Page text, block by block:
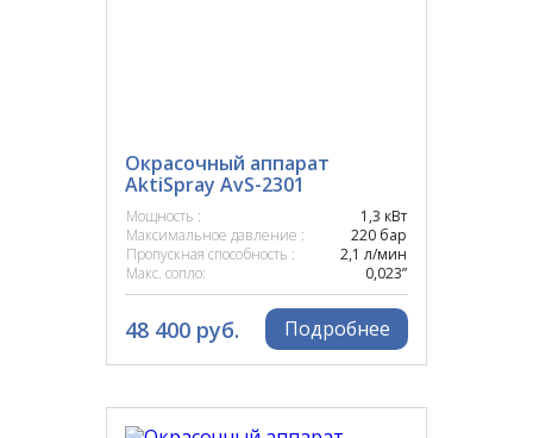
TAIWAN
Окрасочный аппарат
AktiSpray AvS-2301
Мощность :
1,3 кВт
Максимальное давление :
220 бар
Пропускная способность :
2,1 л/мин
Макс. сопло:
0,023”
48 400 руб. Подробнее